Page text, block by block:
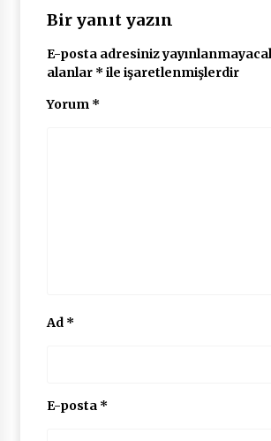
Bir yanıt yazın
E-posta adresiniz
alanlar * ile işaretlenmişlerdir
Yorum *
Ad *
E-posta *